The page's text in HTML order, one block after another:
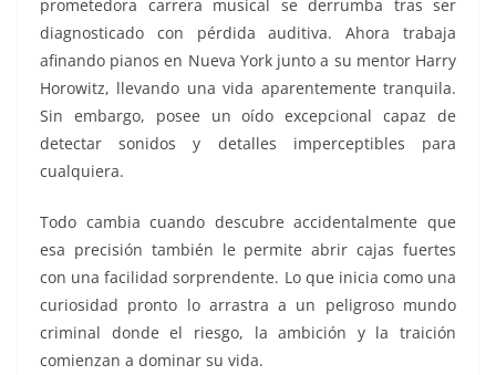
prometedora carrera musical se derrumba tras ser
diagnosticado con pérdida auditiva. Ahora trabaja
afinando pianos en Nueva York junto a su mentor Harry
Horowitz, llevando una vida aparentemente tranquila.
Sin embargo, posee un oído excepcional capaz de
detectar sonidos y detalles imperceptibles para
cualquiera.
Todo cambia cuando descubre accidentalmente que
esa precisión también le permite abrir cajas fuertes
con una facilidad sorprendente. Lo que inicia como una
curiosidad pronto lo arrastra a un peligroso mundo
criminal donde el riesgo, la ambición y la traición
comienzan a dominar su vida.